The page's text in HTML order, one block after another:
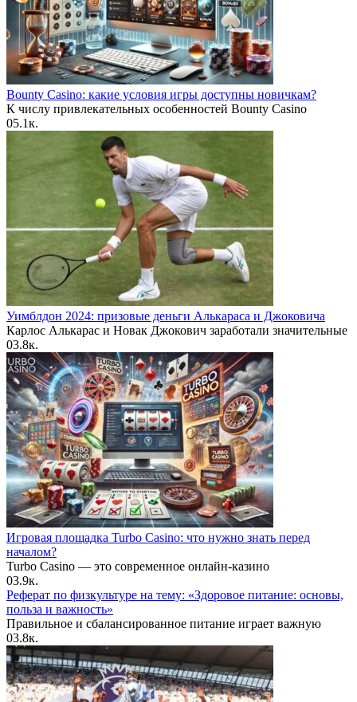
Bounty Casino: какие условия игры доступны новичкам?
К числу привлекательных особенностей Bounty Casino
05.1к.
Уимблдон 2024: призовые деньги Алькараса и Джоковича
Карлос Алькарас и Новак Джокович заработали значительные
03.8к.
Игровая площадка Turbo Casino: что нужно знать перед
началом?
Turbo Casino — это современное онлайн-казино
03.9к.
Реферат по физкультуре на тему: «Здоровое питание: основы,
польза и важность»
Правильное и сбалансированное питание играет важную
03.8к.